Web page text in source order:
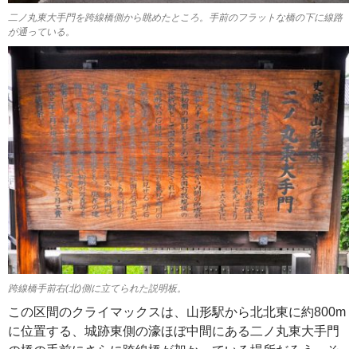
二ノ丸東大手門を跨線橋側から眺めたところ。手前のフラットな橋の下に線路
が通っている。
跨線橋手前右(北)側に立てられた説明板。
この区間のクライマックスは、山形駅から北北東に約800m
に位置する、城跡東側の濠ほぼ中間にある二ノ丸東大手門